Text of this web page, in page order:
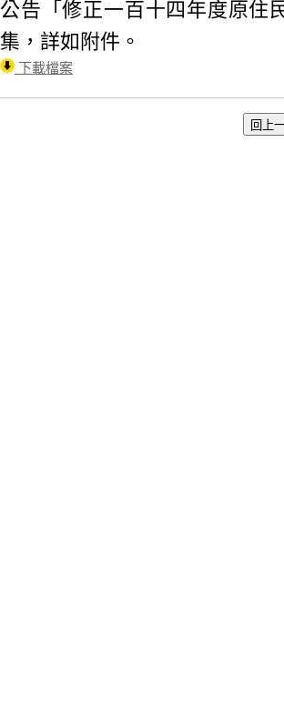
公告「修正一百十四年度原住
集，詳如附件。
下載檔案